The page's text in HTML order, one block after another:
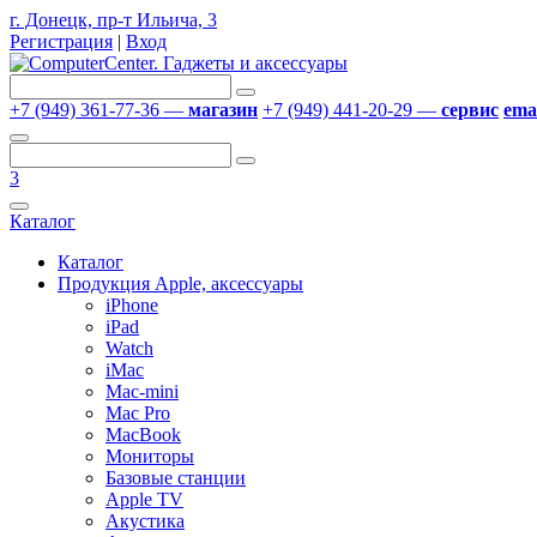
г. Донецк, пр-т Ильича, 3
Регистрация | Вход
+7 (949) 361-77-36 — магазин +7 (949) 441-20-29 — сервис
3
Каталог
Каталог
Продукция Apple, аксессуары
iPhone
iPad
Watch
iMac
Mac-mini
Mac Pro
MacBook
Мониторы
Базовые станции
Apple TV
Акустика